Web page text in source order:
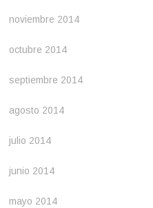
noviembre 2014
octubre 2014
septiembre 2014
agosto 2014
julio 2014
junio 2014
mayo 2014